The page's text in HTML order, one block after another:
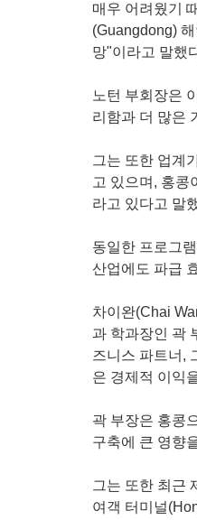
매우 어려웠기
(Guangdong)
망"이라고 말했
노턴 부회장은
리함과 더 많은
그는 또한 업계
고 있으며, 홍콩
라고 있다고 말
동일한 프로그
산업에도 파급
차이완(Chai
과 학과장인 곽
즈니스 파트너,
은 경제적 이익
곽 부장은 홍콩
구축에 큰 영향
그는 또한 최근
여객 터미널